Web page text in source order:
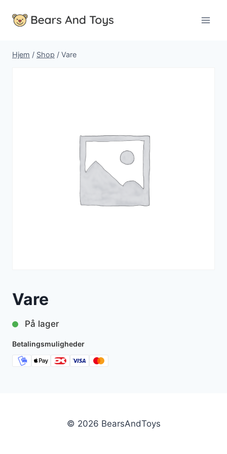
Hjem / Shop / Vare
Vare
På lager
Betalingsmuligheder
© 2026 BearsAndToys